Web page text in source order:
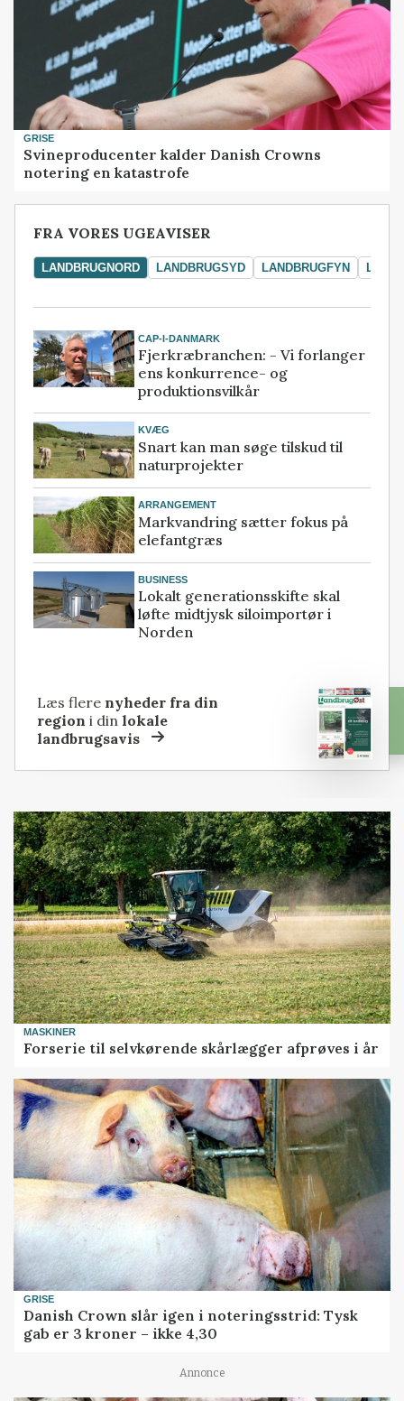
GRISE
Svineproducenter kalder Danish Crowns
notering en katastrofe
FRA VORES UGEAVISER
LANDBRUGNORD LANDBRUGSYD LANDBRUGFYN
CAP-I-DANMARK
Fjerkræbranchen: - Vi forlanger
ens konkurrence- og
produktionsvilkår
KVÆG
Snart kan man søge tilskud til
naturprojekter
ARRANGEMENT
Markvandring sætter fokus på
elefantgræs
BUSINESS
Lokalt generationsskifte skal
løfte midtjysk siloimportør i
Norden
Læs flerenyheder fra din
regioni dinlokale
Forserie til selvkørende skårlægger afprøves i år
GRISE
gab er 3 kroner – ikke 4,30